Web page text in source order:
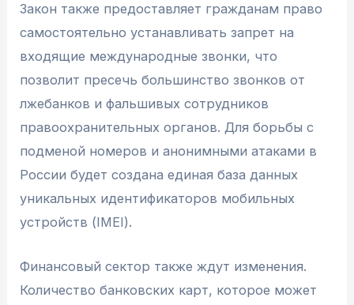
Закон также предоставляет гражданам право
самостоятельно устанавливать запрет на
входящие международные звонки, что
позволит пресечь большинство звонков от
лжебанков и фальшивых сотрудников
правоохранительных органов. Для борьбы с
подменой номеров и анонимными атаками в
России будет создана единая база данных
уникальных идентификаторов мобильных
устройств (IMEI).
Финансовый сектор также ждут изменения.
Количество банковских карт, которое может